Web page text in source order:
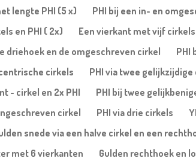
lengte PHI (5 x)
PHI bij een in- en
en PHI ( 2x)
Een vierkant met vijf cirkels
driehoek en de omgeschreven cirkel
PHI
cirkels PHI via twee
- cirkel en 2x PHI
PHI bij twee
cirkel
PHI via drie cirkels
snede via een halve cirkel en een
met 6 vierkanten
Gulden rechthoek en